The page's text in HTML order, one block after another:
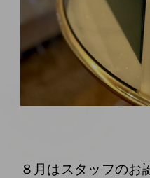
８月はスタッフのお